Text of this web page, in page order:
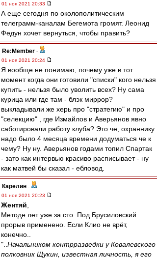
01 ноя 2021 20:33
А еще сегодня по околополитическим
телеграмм-каналам Бегемота громят. Леонид
Федун хочет вернуться, чтобы править?
Re:Member -
01 ноя 2021 20:24
Я вообще не понимаю, почему уже в тот
момент когда они готовили "списки" кого нельзя
купить - нельзя было уволить всех? Ну сама
курица или где там - блэк миррор?
выкладывали же херь про "стратегию" и про
"селекцию" , где Измайлов и Аверьянов явно
саботировали работу клуба? Это че, охраннику
надо было 4 месяца времени додуматься че к
чему? Ну ну. Аверьянов годами топил Спартак
- зато как интервью красиво расписывает - ну
как матвей бы сказал - ебловод.
Карелин -
01 ноя 2021 20:23
Жентяй
Методе лет уже за сто. Под Брусиловский
прорыв применено. Если Клио не врёт,
конечно..
".. Начальником контрразведки у Ковалевского
полковник Щукин, известная личность, я его